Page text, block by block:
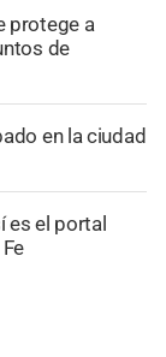
protege a
de
en la ciudad
es el portal